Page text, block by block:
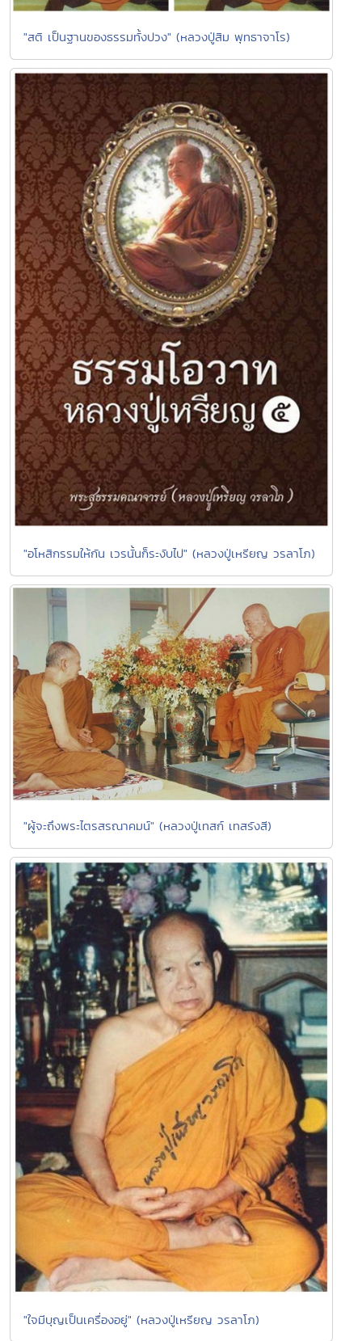
"สติ เป็นฐานของธรรมทั้งปวง" (หลวงปู่สิม พุทธาจาโร)
"อโหสิกรรมให้กัน เวรนั้นก็ระงับไป" (หลวงปู่เหรียญ วรลาโภ)
"ผู้จะถึงพระไตรสรณาคมน์" (หลวงปู่เทสก์ เทสรังสี)
"ใจมีบุญเป็นเครื่องอยู่" (หลวงปู่เหรียญ วรลาโภ)